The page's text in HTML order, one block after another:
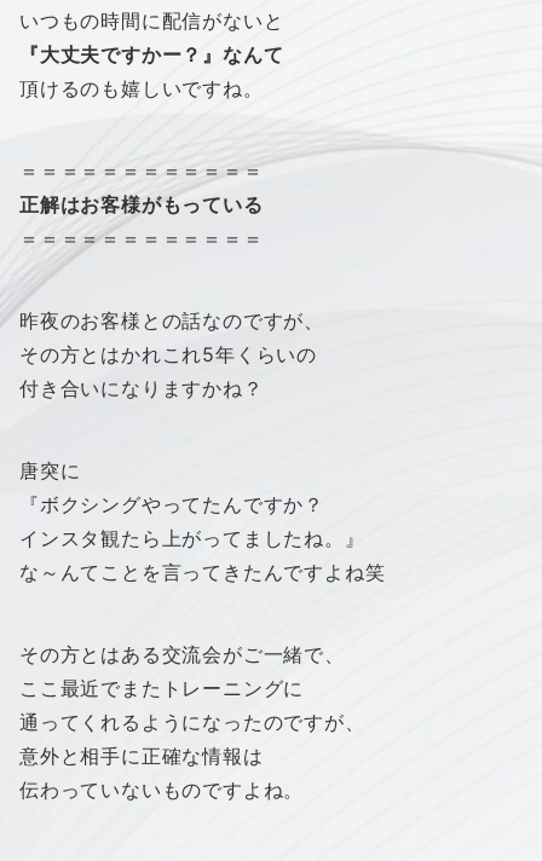
いつもの時間に配信がないと
『大丈夫ですかー？』なんて
頂けるのも嬉しいですね。
＝＝＝＝＝＝＝＝＝＝＝＝
正解はお客様がもっている
＝＝＝＝＝＝＝＝＝＝＝＝
昨夜のお客様との話なのですが、
その方とはかれこれ5年くらいの
付き合いになりますかね？
唐突に
『ボクシングやってたんですか？
インスタ観たら上がってましたね。』
な～んてことを言ってきたんですよね笑
その方とはある交流会がご一緒で、
ここ最近でまたトレーニングに
通ってくれるようになったのですが、
意外と相手に正確な情報は
伝わっていないものですよね。